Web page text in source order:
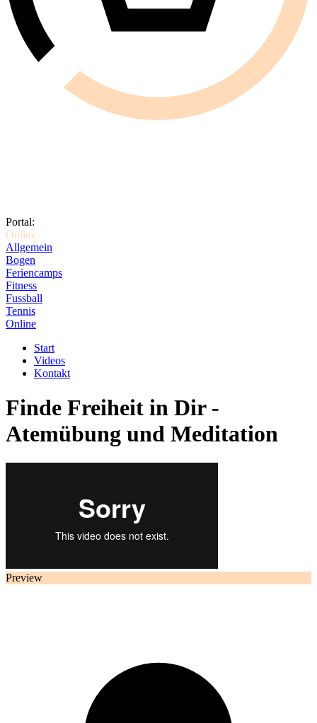
Portal:
Online
Allgemein
Bogen
Feriencamps
Fitness
Fussball
Tennis
Online
Start
Videos
Kontakt
Finde Freiheit in Dir -
Atemübung und Meditation
Preview